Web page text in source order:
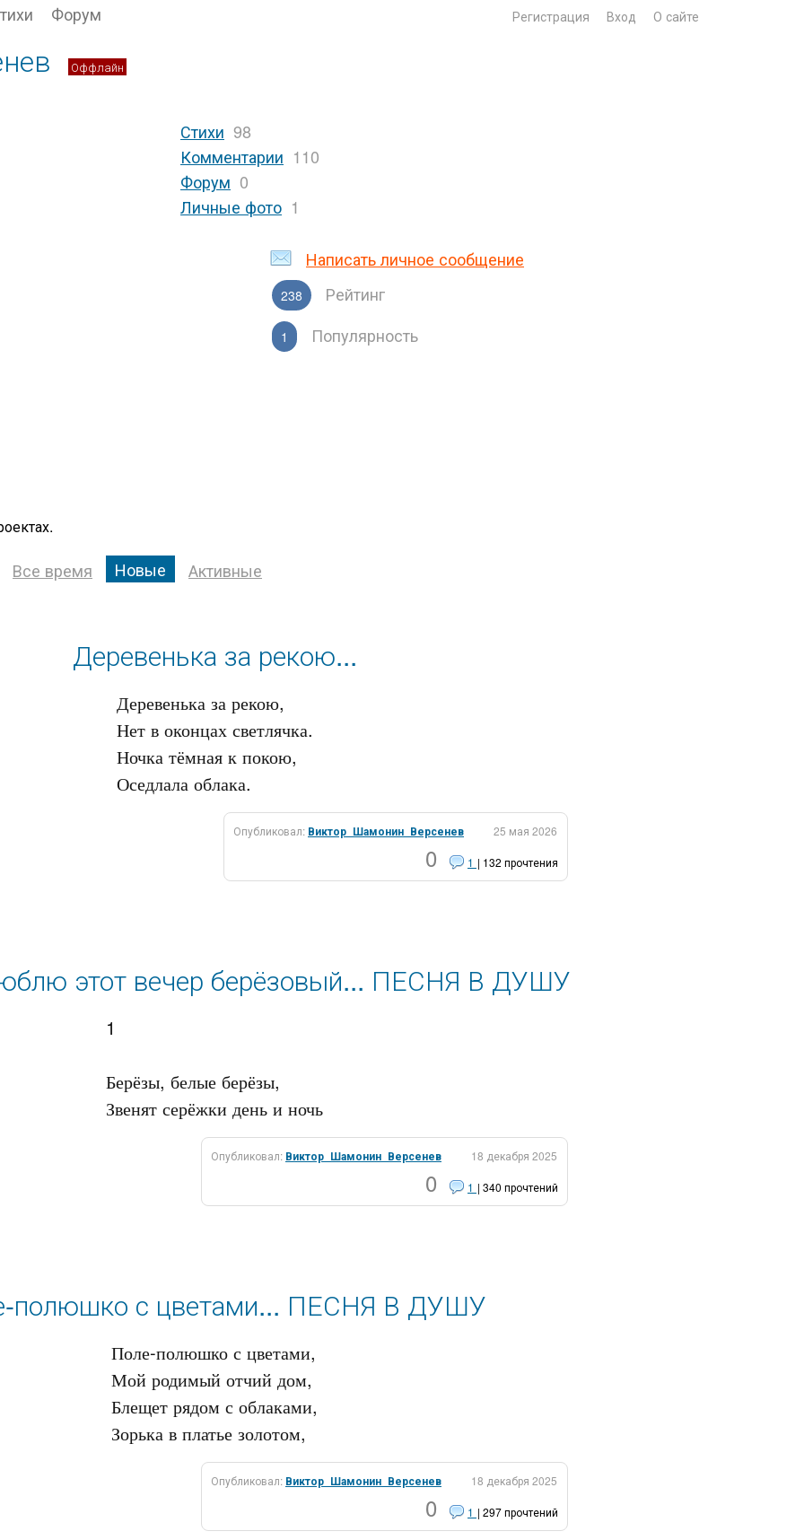
Форум Регистрация Вход О сайте
Оффлайн
Стихи 98
Комментарии 110
Форум 0
Личные фото 1
Написать личное сообщение
238 Рейтинг
1 Популярность
Все время Новые Активные
Деревенька за рекою...
Деревенька за рекою,
Нет в оконцах светлячка.
Ночка тёмная к покою,
Опубликовал: Виктор_Шамонин_Версенев 25 мая 2026
0 1 | 132 прочтения
этот вечер берёзовый... ПЕСНЯ В ДУШУ
1
Берёзы, белые берёзы,
Опубликовал: Виктор_Шамонин_Версенев 18 декабря 2025
0 1 | 340 прочтений
полюшко с цветами... ПЕСНЯ В ДУШУ
Поле-полюшко с цветами,
Мой родимый отчий дом,
Блещет рядом с облаками,
Опубликовал: Виктор_Шамонин_Версенев 18 декабря 2025
0 1 | 297 прочтений